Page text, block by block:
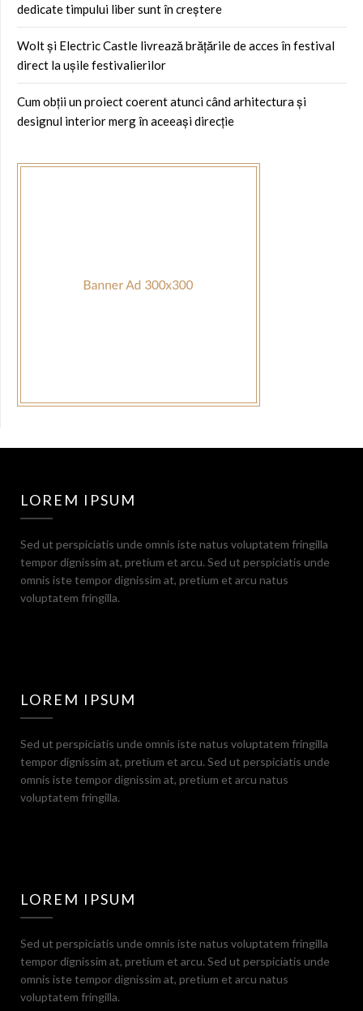
dedicate timpului liber sunt în creștere
Wolt și Electric Castle livrează brățările de acces în festival
direct la ușile festivalierilor
Cum obții un proiect coerent atunci când arhitectura și
designul interior merg în aceeași direcție
LOREM IPSUM
Sed ut perspiciatis unde omnis iste natus voluptatem fringilla
tempor dignissim at, pretium et arcu. Sed ut perspiciatis unde
omnis iste tempor dignissim at, pretium et arcu natus
voluptatem fringilla.
LOREM IPSUM
Sed ut perspiciatis unde omnis iste natus voluptatem fringilla
tempor dignissim at, pretium et arcu. Sed ut perspiciatis unde
omnis iste tempor dignissim at, pretium et arcu natus
voluptatem fringilla.
LOREM IPSUM
Sed ut perspiciatis unde omnis iste natus voluptatem fringilla
tempor dignissim at, pretium et arcu. Sed ut perspiciatis unde
omnis iste tempor dignissim at, pretium et arcu natus
voluptatem fringilla.